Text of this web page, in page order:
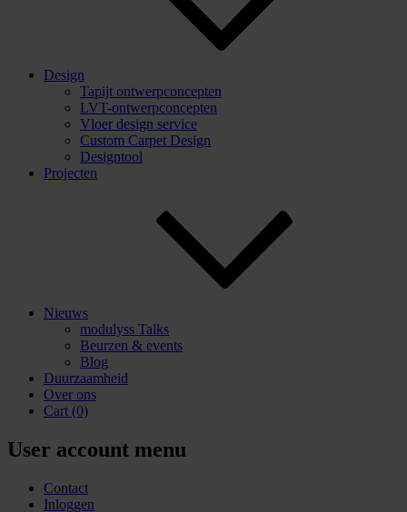
Design
Tapijt ontwerpconcepten
LVT-ontwerpconcepten
Vloer design service
Custom Carpet Design
Designtool
Projecten
Nieuws
modulyss Talks
Beurzen & events
Blog
Duurzaamheid
Over ons
Cart (0)
User account menu
Contact
Inloggen